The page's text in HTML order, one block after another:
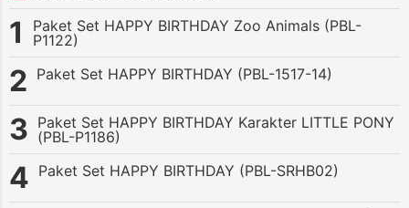
Paket Set HAPPY BIRTHDAY Zoo Animals (PBL-
P1122)
Paket Set HAPPY BIRTHDAY (PBL-1517-14)
Paket Set HAPPY BIRTHDAY Karakter LITTLE PONY
(PBL-P1186)
Paket Set HAPPY BIRTHDAY (PBL-SRHB02)